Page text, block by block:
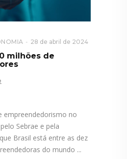
28 de abril de 2024
milhões de
empreendedorismo no
Sebrae e pela
Brasil está entre as dez
do mundo